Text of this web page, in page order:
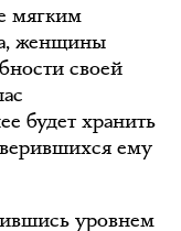
мягким
женщины
своей
будет хранить
ему
уровнем